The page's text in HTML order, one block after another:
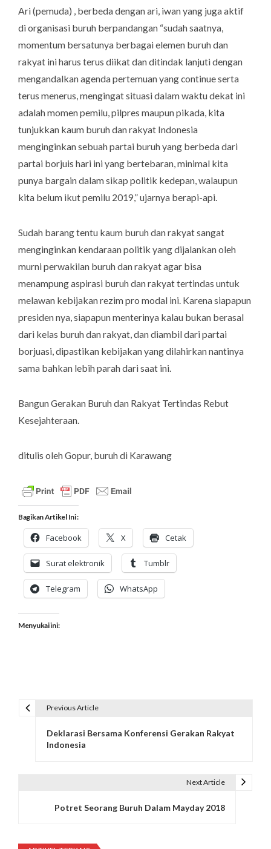
Ari (pemuda) , berbeda dengan ari, iwan yang juga aktif
di organisasi buruh berpandangan “sudah saatnya,
momentum bersatunya berbagai elemen buruh dan
rakyat ini harus terus diikat dan ditindak lanjuti dengan
mengandalkan agenda pertemuan yangcontinueserta
terus menerus, mengingat situasi dalam waktu dekat ini
adalah momen pemilu, pilpres maupun pikada, kita
tunjukkan kaum buruh dan rakyat Indonesia
menginginkan sebuah partai buruh yang berbeda dari
partai borjuis hari ini yang bertebaran, minimal kita
punya bargaindalam sikap politik kedepan, walaupun
kita belum ikut pemilu 2019,” ujarnya berapi-api.
Sudah barang tentu kaum buruh dan rakyat sangat
menginginkan kendaraan politik yang dijalankan oleh
murni perwakilan buruh dan rakyat agar bisa
menampung aspirasi buruh dan rakyat tertindas untuk
melawan kebijakan rezim pro modal ini. Karena siapapun
presiden nya, siapapun menterinya kalau bukan berasal
dari kelas buruh dan rakyat, dan diambil dari partai
borjuasi, dipastikan kebijakan yang dilahirkan nantinya
sama bahkan lebih parah dari saat ini.
Bangun Gerakan Buruh dan Rakyat Tertindas Rebut
Kesejahteraan.
ditulis oleh Gopur, buruh di Karawang
Bagikan Artikel Ini :
Facebook X Cetak
Surat elektronik Tumblr
Telegram WhatsApp
Menyukai ini:
Previous Article
Deklarasi Bersama Konferensi Gerakan Rakyat
Indonesia
Next Article
Potret Seorang Buruh Dalam Mayday 2018